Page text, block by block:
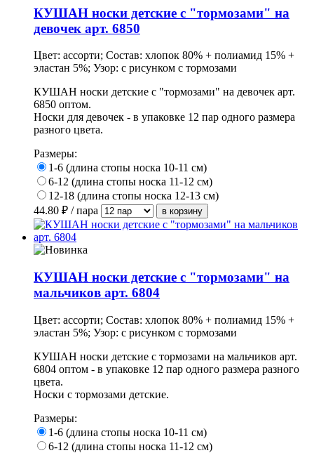
КУШАН носки детские с "тормозами" на
девочек арт. 6850
Цвет: ассорти; Состав: хлопок 80% + полиамид 15% +
эластан 5%; Узор: с рисунком с тормозами
КУШАН носки детские с "тормозами" на девочек арт.
6850 оптом.
Носки для девочек - в упаковке 12 пар одного размера
разного цвета.
Размеры:
1-6 (длина стопы носка 10-11 см)
6-12 (длина стопы носка 11-12 см)
12-18 (длина стопы носка 12-13 см)
44.80 ₽ / пара
КУШАН носки детские с "тормозами" на
мальчиков арт. 6804
Цвет: ассорти; Состав: хлопок 80% + полиамид 15% +
эластан 5%; Узор: с рисунком с тормозами
КУШАН носки детские с тормозами на мальчиков арт.
6804 оптом - в упаковке 12 пар одного размера разного
цвета.
Носки с тормозами детские.
Размеры:
1-6 (длина стопы носка 10-11 см)
6-12 (длина стопы носка 11-12 см)